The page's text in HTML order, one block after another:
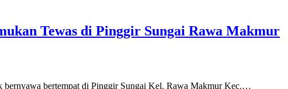
Tewas di Pinggir Sungai Rawa Makmur
bernyawa bertempat di Pinggir Sungai Kel. Rawa Makmur Kec.…